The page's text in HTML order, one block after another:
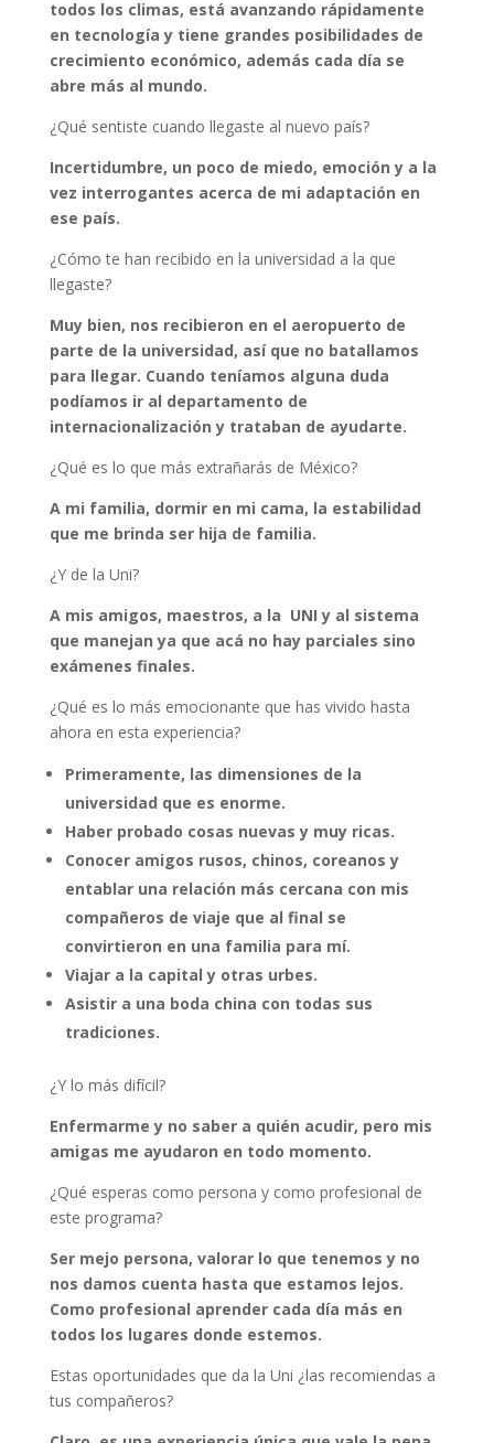
todos los climas, está avanzando rápidamente
en tecnología y tiene grandes posibilidades de
crecimiento económico, además cada día se
abre más al mundo.
¿Qué sentiste cuando llegaste al nuevo país?
Incertidumbre, un poco de miedo, emoción y a la
vez interrogantes acerca de mi adaptación en
ese país.
¿Cómo te han recibido en la universidad a la que
llegaste?
Muy bien, nos recibieron en el aeropuerto de
parte de la universidad, así que no batallamos
para llegar. Cuando teníamos alguna duda
podíamos ir al departamento de
internacionalización y trataban de ayudarte.
¿Qué es lo que más extrañarás de México?
A mi familia, dormir en mi cama, la estabilidad
que me brinda ser hija de familia.
¿Y de la Uni?
A mis amigos, maestros, a la UNI y al sistema
que manejan ya que acá no hay parciales sino
exámenes finales.
¿Qué es lo más emocionante que has vivido hasta
ahora en esta experiencia?
Primeramente, las dimensiones de la
universidad que es enorme.
Haber probado cosas nuevas y muy ricas.
Conocer amigos rusos, chinos, coreanos y
entablar una relación más cercana con mis
compañeros de viaje que al final se
convirtieron en una familia para mí.
Viajar a la capital y otras urbes.
Asistir a una boda china con todas sus
tradiciones.
¿Y lo más difícil?
Enfermarme y no saber a quién acudir, pero mis
amigas me ayudaron en todo momento.
¿Qué esperas como persona y como profesional de
este programa?
Ser mejo persona, valorar lo que tenemos y no
nos damos cuenta hasta que estamos lejos.
Como profesional aprender cada día más en
todos los lugares donde estemos.
Estas oportunidades que da la Uni ¿las recomiendas a
tus compañeros?